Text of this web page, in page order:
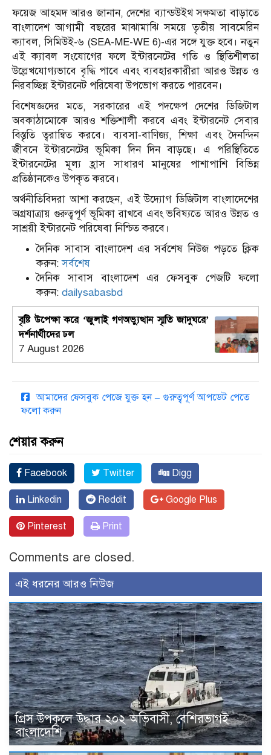
ফয়েজ আহমদ আরও জানান, দেশের ব্যান্ডউইথ সক্ষমতা বাড়াতে
বাংলাদেশ আগামী বছরের মাঝামাঝি সময়ে তৃতীয় সাবমেরিন
ক্যাবল, সিমিউই-৬ (SEA-ME-WE 6)-এর সঙ্গে যুক্ত হবে। নতুন
এই ক্যাবল সংযোগের ফলে ইন্টারনেটের গতি ও স্থিতিশীলতা
উল্লেখযোগ্যভাবে বৃদ্ধি পাবে এবং ব্যবহারকারীরা আরও উন্নত ও
নিরবচ্ছিন্ন ইন্টারনেট পরিষেবা উপভোগ করতে পারবেন।
বিশেষজ্ঞদের মতে, সরকারের এই পদক্ষেপ দেশের ডিজিটাল
অবকাঠামোকে আরও শক্তিশালী করবে এবং ইন্টারনেট সেবার
বিস্তৃতি ত্বরান্বিত করবে। ব্যবসা-বাণিজ্য, শিক্ষা এবং দৈনন্দিন
জীবনে ইন্টারনেটের ভূমিকা দিন দিন বাড়ছে। এ পরিস্থিতিতে
ইন্টারনেটের মূল্য হ্রাস সাধারণ মানুষের পাশাপাশি বিভিন্ন
প্রতিষ্ঠানকেও উপকৃত করবে।
অর্থনীতিবিদরা আশা করছেন, এই উদ্যোগ ডিজিটাল বাংলাদেশের
অগ্রযাত্রায় গুরুত্বপূর্ণ ভূমিকা রাখবে এবং ভবিষ্যতে আরও উন্নত ও
সাশ্রয়ী ইন্টারনেট পরিষেবা নিশ্চিত করবে।
দৈনিক সাবাস বাংলাদেশ এর সর্বশেষ নিউজ পড়তে ক্লিক
করুন:সর্বশেষ
দৈনিক সাবাস বাংলাদেশ এর ফেসবুক পেজটি ফলো
করুন: dailysabasbd
বৃষ্টি উপেক্ষা করে ‘জুলাই গণঅভ্যুত্থান স্মৃতি জাদুঘরে’
দর্শনার্থীদের ঢল
7 August 2026
আমাদের ফেসবুক পেজে যুক্ত হন – গুরুত্বপূর্ণ আপডেট পেতে
ফলো করুন
শেয়ার করুন
Facebook Twitter Digg
Linkedin Reddit Google Plus
Pinterest Print
Comments are closed.
এই ধরনের আরও নিউজ
গ্রিস উপকূলে উদ্ধার ২০২ অভিবাসী, বেশিরভাগই
বাংলাদেশি